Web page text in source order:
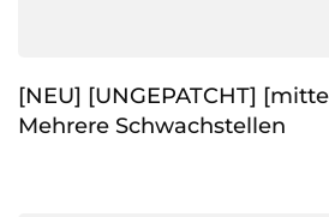
[NEU] [UNGEPATCHT]
Mehrere Schwachstellen